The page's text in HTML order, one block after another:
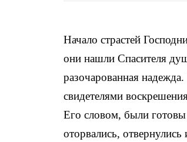
Начало страстей
они нашли Спасителя
разочарованная
свидетелями
Его словом, были
оторвались,